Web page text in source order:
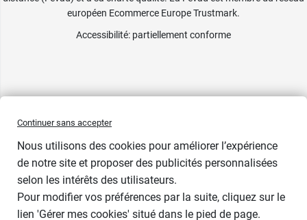
Contenance
européen Ecommerce Europe Trustmark.
Accessibilité: partiellement conforme
Continuer sans accepter
Nous utilisons des cookies pour améliorer l’expérience
de notre site et proposer des publicités personnalisées
selon les intérêts des utilisateurs.
Pour modifier vos préférences par la suite, cliquez sur le
lien 'Gérer mes cookies' situé dans le pied de page.